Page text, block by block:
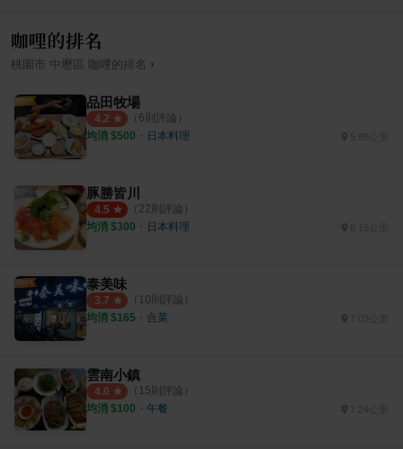
咖哩的排名
桃園市 中壢區 咖哩 的排名 ›
品田牧場
4.2 （ 6則評論）
均消 $500 ・ 日本料理 5.98公里
豚勝皆川
4.5 （ 22則評論）
均消 $300 ・ 日本料理
泰美味
3.7 （ 10則評論）
均消 $165 ・ 合菜
雲南小鎮
4.0 （ 15則評論）
均消 $100 ・ 午餐 7.24公里